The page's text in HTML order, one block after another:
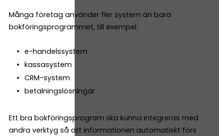
Många företag använder fler system än bara
bokföringsprogrammet, till exempel:
e-handelssystem
kassasystem
CRM-system
betalningslösningar
Ett bra bokföringsprogram ska kunna integreras med
andra verktyg så att informationen automatiskt förs